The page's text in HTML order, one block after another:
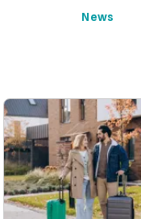
News